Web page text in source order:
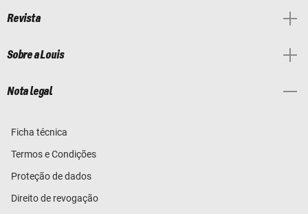
Revista
Sobre a Louis
Nota legal
Ficha técnica
Termos e Condições
Proteção de dados
Direito de revogação